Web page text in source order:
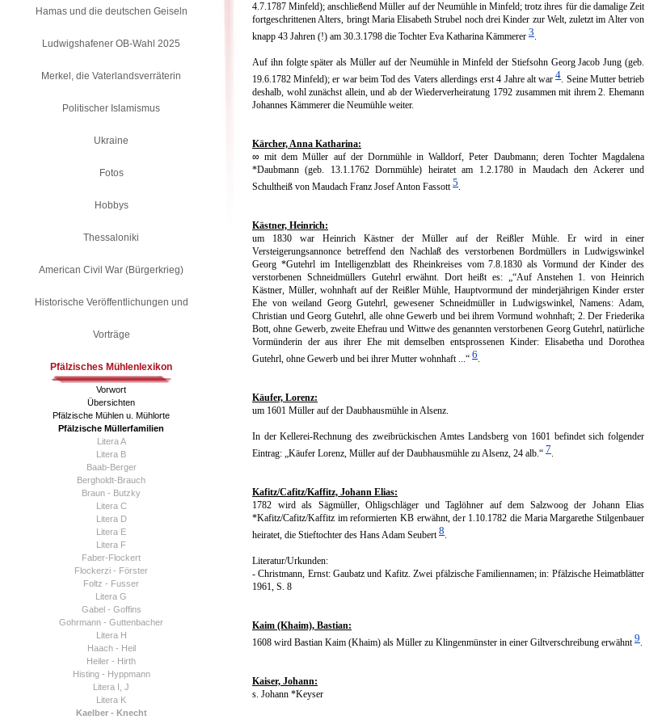
4.7.1787 Minfeld); anschließend Müller auf der Neumühle in Minfeld; trotz ihres für die damalige Zeit
fortgeschrittenen Al­ters, bringt Maria Elisabeth Strubel noch drei Kinder zur Welt, zuletzt im Alter von
knapp 43 Jahren (!) am 30.3.1798 die Tochter Eva Katharina Kämmerer 3.
Auf ihn folgte später als Müller auf der Neumühle in Minfeld der Stiefsohn Georg Jacob Jung (geb.
19.6.1782 Minfeld); er war beim Tod des Vaters allerdings erst 4 Jahre alt war4. Seine Mutter be­trieb
deshalb, wohl zunächst allein, und ab der Wiederverheiratung 1792 zusammen mit ihrem 2. Ehemann
Johannes Kämmerer die Neu­mühle weiter.
Kärcher, Anna Katharina:
∞mit dem Müller auf der Dornmühle in Walldorf, Peter Daubmann; deren Tochter Magdalena
*Daubmann (geb. 13.1.1762 Dorn­mühle) heiratet am 1.2.1780 in Maudach den Ackerer und
Schultheiß von Maudach Franz Josef Anton Fassott5.
Kästner, Heinrich:
um 1830 war Heinrich Kästner der Müller auf der Reißler Mühle. Er wird in einer
Versteigerungsannonce betreffend den Nachlaß des verstorbenen Bordmüllers in Ludwigswinkel
Georg *Gutehrl im Intelligenzblatt des Rheinkreises vom 7.8.1830 als Vormund der Kinder des
verstorbenen Schneidmüllers Gutehrl erwähnt. Dort heißt es: „“Auf Anstehen 1. von Heinrich
Kästner, Müller, wohnhaft auf der Reißler Mühle, Hauptvormund der minderjährigen Kinder erster
Ehe von weiland Georg Gutehrl, gewesener Schneidmüller in Ludwigswinkel, Namens: Adam,
Christian und Georg Gutehrl, alle ohne Gewerb und bei ihrem Vormund wohnhaft; 2. Der Friede­rika
Bott, ohne Gewerb, zweite Ehefrau und Wittwe des genannten verstorbenen Georg Gutehrl, natürliche
Vormünderin der aus ihrer Ehe mit demselben entsprossenen Kinder: Elisabetha und Dorothea
Gutehrl, ohne Gewerb und bei ihrer Mutter wohnhaft ...“ 6.
Käufer, Lorenz:
um 1601 Müller auf der Daubhausmühle in Alsenz.
In der Kellerei-Rechnung des zweibrückischen Amtes Landsberg von 1601 befindet sich folgender
Eintrag: „Käufer Lorenz, Müller auf der Daubhausmühle zu Alsenz, 24 alb.“ 7.
Kafitz/Cafitz/Kaffitz, Johann Elias:
1782 wird als Sägmüller, Ohligschläger und Taglöhner auf dem Salzwoog der Johann Elias
*Kafitz/Cafitz/Kaffitz im reformierten KB erwähnt, der 1.10.1782 die Maria Margarethe Stilgenbauer
heiratet, die Stieftochter des Hans Adam Seubert8.
Literatur/Urkunden:
- Christmann, Ernst: Gaubatz und Kafitz. Zwei pfälzische Familiennamen; in: Pfälzische Heimatblätter
1961, S. 8
Kaim (Khaim), Bastian:
1608 wird Bastian Kaim (Khaim) als Müller zu Klingenmünster in einer Giltverschreibung erwähnt9.
Kaiser, Johann:
s. Johann *Keyser
Hamas und die deutschen Geiseln
Ludwigshafener OB-Wahl 2025
Merkel, die Vaterlandsverräterin
Politischer Islamismus
Ukraine
Fotos
Hobbys
Thessaloniki
American Civil War (Bürgerkrieg)
Historische Veröffentlichungen und
Vorträge
Pfälzisches Mühlenlexikon
Vorwort
Übersichten
Pfälzische Mühlen u. Mühlorte
Pfälzische Müllerfamilien
Litera A
Litera B
Baab-Berger
Bergholdt-Brauch
Braun - Butzky
Litera C
Litera D
Litera E
Litera F
Faber-Flockert
Flockerzi - Förster
Foltz - Fusser
Litera G
Gabel - Goffins
Gohrmann - Guttenbacher
Litera H
Haach - Heil
Heiler - Hirth
Histing - Hyppmann
Litera I, J
Litera K
Kaelber - Knecht